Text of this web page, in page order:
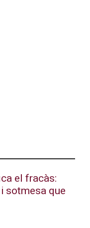
el fracàs:
sotmesa que